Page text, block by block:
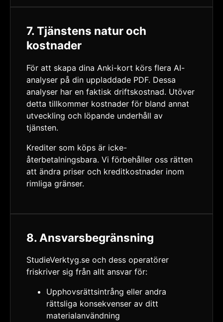
7. Tjänstens natur och
kostnader
För att skapa dina Anki-kort körs flera AI-
analyser på din uppladdade PDF. Dessa
analyser har en faktisk driftskostnad. Utöver
detta tillkommer kostnader för bland annat
utveckling och löpande underhåll av
tjänsten.
Krediter som köps är icke-
återbetalningsbara. Vi förbehåller oss rätten
att ändra priser och kreditkostnader inom
rimliga gränser.
8. Ansvarsbegränsning
StudieVerktyg.se och dess operatörer
friskriver sig från allt ansvar för:
Upphovsrättsintrång eller andra
rättsliga konsekvenser av ditt
materialanvändning